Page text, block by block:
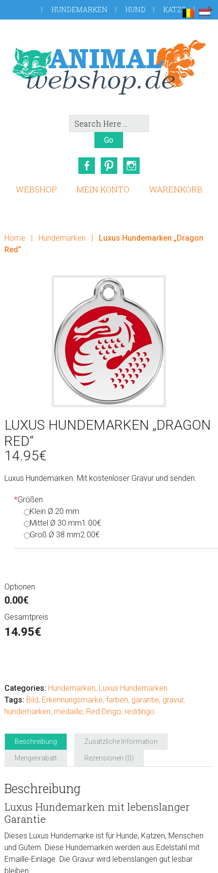
to
Fußzeile
. HUNDEMARKEN HUND KATZE
Search
Here
FacebookPinterest
WEBSHOP MEIN KONTO WARENKORB
Home | Hundemarken |
Luxus Hundemarken „Dragon
Red“
LUXUS HUNDEMARKEN „DRAGON
RED“
14.95€
Luxus Hundemarken. Mit kostenloser Gravur und senden.
*Größen
Klein Ø 20 mm
Mittel Ø 30 mm1.00€
Groß Ø 38 mm2.00€
Optionen
0.00€
Gesamtpreis
14.95€
"Dragon
Red"
Menge
Categories: Hundemarken, Luxus Hundemarken
Tags: Bild, Erkennungsmarke, farben, garantie, gravur,
hundemarken, medaille, Red Dingo, reddingo
Beschreibung Zusätzliche Information
Mengenrabatt Rezensionen (0)
Beschreibung
Luxus Hundemarken mit lebenslanger
Garantie
Dieses Luxus Hundemarke ist für Hunde, Katzen, Menschen
und Gütern. Diese Hundemarken werden aus Edelstahl mit
Emaille-Einlage. Die Gravur wird lebenslangen gut lesbar
bleiben.